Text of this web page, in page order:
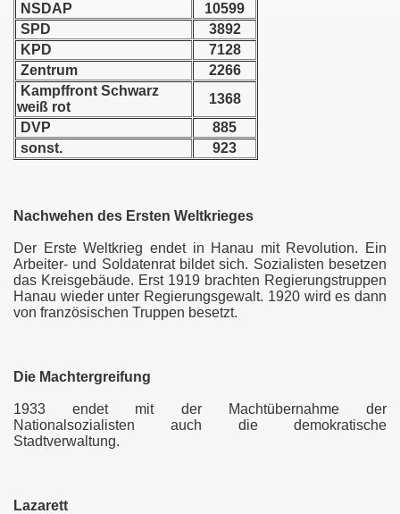
NSDAP
10599
SPD
3892
KPD
7128
Zentrum
2266
Kampffront Schwarz
weiß rot
1368
DVP
885
sonst.
923
Nachwehen des Ersten Weltkrieges
Der Erste Weltkrieg endet in Hanau mit Revolution. Ein
Arbeiter- und Soldatenrat bildet sich. Sozialisten besetzen
das Kreisgebäude. Erst 1919 brachten Regierungstruppen
Hanau wieder unter Regierungsgewalt. 1920 wird es dann
von französischen Truppen besetzt.
Die Machtergreifung
1933 endet mit der Machtübernahme der
Nationalsozialisten auch die demokratische
Stadtverwaltung.
Lazarett